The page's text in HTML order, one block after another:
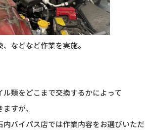
などなど作業を実施。
ル類をどこまで交換するかによって
すが、
内バイパス店では作業内容をお選びいただ